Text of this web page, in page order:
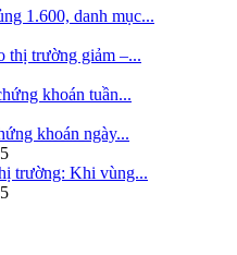
1.600, danh mục...
thị trường giảm –...
khoán tuần...
khoán ngày...
trường: Khi vùng...